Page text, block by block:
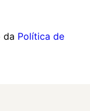
da Política de